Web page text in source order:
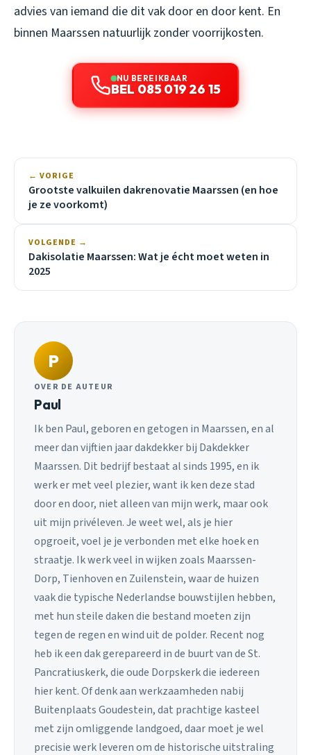
advies van iemand die dit vak door en door kent. En
binnen Maarssen natuurlijk zonder voorrijkosten.
NU BEREIKBAAR
BEL 085 019 26 15
← VORIGE
Grootste valkuilen dakrenovatie Maarssen (en hoe
je ze voorkomt)
VOLGENDE →
Dakisolatie Maarssen: Wat je écht moet weten in
2025
P
OVER DE AUTEUR
Paul
Ik ben Paul, geboren en getogen in Maarssen, en al
meer dan vijftien jaar dakdekker bij Dakdekker
Maarssen. Dit bedrijf bestaat al sinds 1995, en ik
werk er met veel plezier, want ik ken deze stad
door en door, niet alleen van mijn werk, maar ook
uit mijn privéleven. Je weet wel, als je hier
opgroeit, voel je je verbonden met elke hoek en
straatje. Ik werk veel in wijken zoals Maarssen-
Dorp, Tienhoven en Zuilenstein, waar de huizen
vaak die typische Nederlandse bouwstijlen hebben,
met hun steile daken die bestand moeten zijn
tegen de regen en wind uit de polder. Recent nog
heb ik een dak gerepareerd in de buurt van de St.
Pancratiuskerk, die oude Dorpskerk die iedereen
hier kent. Of denk aan werkzaamheden nabij
Buitenplaats Goudestein, dat prachtige kasteel
met zijn omliggende landgoed, daar moet je wel
precisie werk leveren om de historische uitstraling